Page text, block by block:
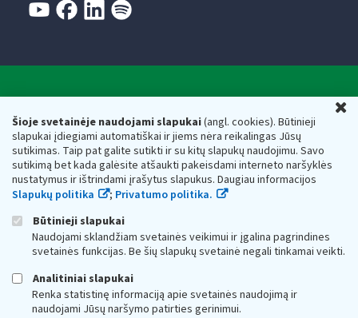
Šioje svetainėje naudojami slapukai(angl. cookies). Būtinieji
slapukai įdiegiami automatiškai ir jiems nėra reikalingas Jūsų
sutikimas. Taip pat galite sutikti ir su kitų slapukų naudojimu. Savo
sutikimą bet kada galėsite atšaukti pakeisdami interneto naršyklės
nustatymus ir ištrindami įrašytus slapukus. Daugiau informacijos
Slapukų politika
; Privatumo politika.
Būtinieji slapukai
Naudojami sklandžiam svetainės veikimui ir įgalina pagrindines
svetainės funkcijas. Be šių slapukų svetainė negali tinkamai veikti.
Analitiniai slapukai
Renka statistinę informaciją apie svetainės naudojimą ir
naudojami Jūsų naršymo patirties gerinimui.
Respublikos finansų ministerijos
Biudžetinė įstaiga. Juridinio asmens kodas — 188659752,
adresas: Vasario 16-osios g. 14, 01107 Vilnius, Lietuva, el.paštas:
vmi@vmi.lt, E. pristatymo dėžutės adresas 188659752
Duomenys apie Valstybinę mokesčių inspekciją prie Lietuvos
Respublikos finansų ministerijos kaupiami ir saugomi Juridinių